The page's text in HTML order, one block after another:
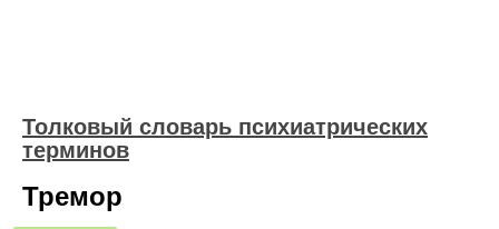
Толковый словарь психиатрических
терминов
Тремор